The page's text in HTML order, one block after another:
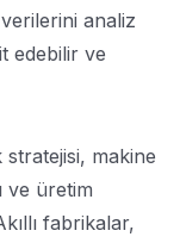
analiz
edebilir ve
makine
ve üretim
fabrikalar,